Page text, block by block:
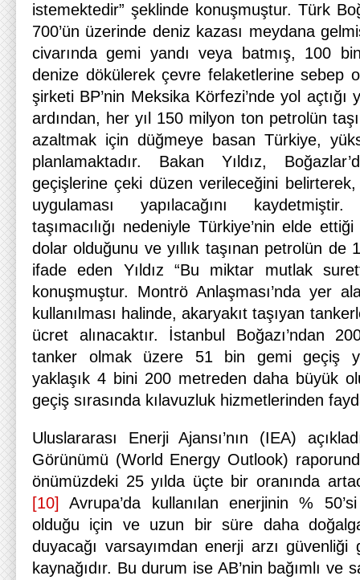
istemektedir” şeklinde konuşmuştur. Türk
700’ün üzerinde deniz kazası meydana
civarında gemi yandı veya batmış, 100
denize dökülerek çevre felaketlerine sebep
şirketi BP’nin Meksika Körfezi’nde yol açtığı
ardından, her yıl 150 milyon ton petrolün
azaltmak için düğmeye basan Türkiye,
planlamaktadır. Bakan Yıldız,
geçişlerine çeki düzen verileceğini belirterek,
uygulaması yapılacağını
taşımacılığı nedeniyle Türkiye’nin elde
dolar olduğunu ve yıllık taşınan petrolün de
ifade eden Yıldız “Bu miktar mutlak
konuşmuştur. Montrö Anlaşması’nda yer
kullanılması halinde, akaryakıt taşıyan
ücret alınacaktır. İstanbul Boğazı’ndan
tanker olmak üzere 51 bin gemi geçiş
yaklaşık 4 bini 200 metreden daha büyük
geçiş sırasında kılavuzluk hizmetlerinden
Uluslararası Enerji Ajansı’nın (IEA)
Görünümü (World Energy Outlook)
önümüzdeki 25 yılda üçte bir oranında
[10]
Avrupa’da kullanılan enerjinin %
olduğu için ve uzun bir süre daha
duyacağı varsayımdan enerji arzı
kaynağıdır. Bu durum ise AB’nin bağımlı ve